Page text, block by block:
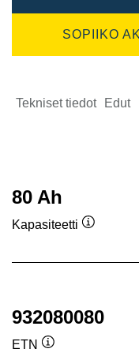
SOPIIKO
Tekniset tiedot Edut
80 Ah
Kapasiteetti
932080080
ETN